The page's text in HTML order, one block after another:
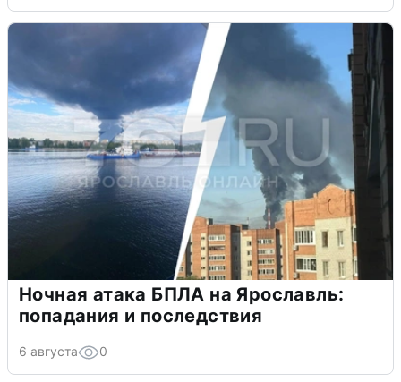
Ночная атака БПЛА на Ярославль:
попадания и последствия
6 августа 0